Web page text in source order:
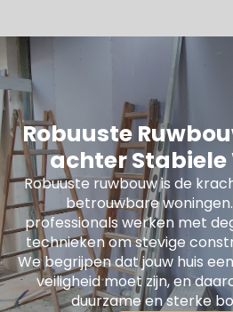
Robuuste
achter Stabiele
Robuuste ruwbouw is de
betrouwbare
professionals werken met
technieken om stevige
We begrijpen dat jouw huis
veiligheid moet zijn, en
duurzame en sterke